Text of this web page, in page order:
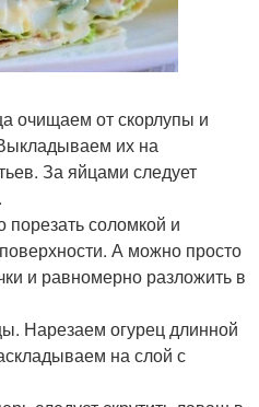
очищаем от скорлупы и
их на
За яйцами следует
соломкой и
А можно просто
и равномерно разложить в
Нарезаем огурец длинной
на слой с